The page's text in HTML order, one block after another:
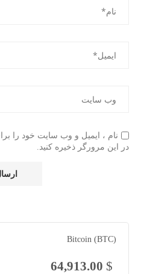
نام ، ایمیل و وب سایت خود را
در این مرورگر ذخیره کنید.
Bitcoin (BTC)
$
64,913.00